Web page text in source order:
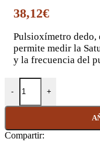
38,12€
Pulsioxímetro
permite medir la
y la frecuencia del
PULSIOXIMETRO
Compartir: